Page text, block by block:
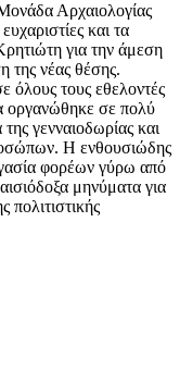
Αρχαιολογίας
και τα
για την άμεση
της νέας θέσης.
όλους τους εθελοντές
οργανώθηκε σε πολύ
γενναιοδωρίας και
Η ενθουσιώδης
φορέων γύρω από
μηνύματα για